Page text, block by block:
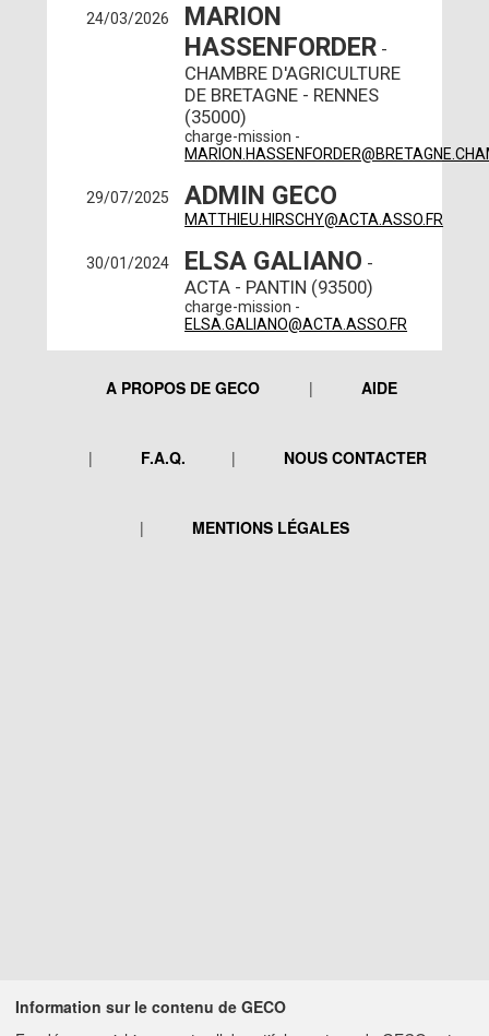
24/03/2026
MARION
HASSENFORDER -
CHAMBRE D'AGRICULTURE
DE BRETAGNE - RENNES
(35000)
charge-mission -
29/07/2025 ADMIN GECO
MATTHIEU.HIRSCHY@ACTA.ASSO.FR
30/01/2024 ELSA GALIANO -
ACTA - PANTIN (93500)
charge-mission -
ELSA.GALIANO@ACTA.ASSO.FR
A PROPOS DE GECO AIDE
F.A.Q. NOUS CONTACTER
MENTIONS LÉGALES
Information sur le contenu de GECO